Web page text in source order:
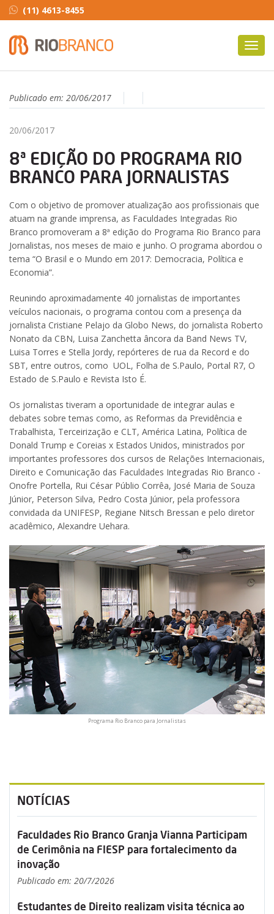
(11) 4613-8455
Publicado em: 20/06/2017
20/06/2017
8ª EDIÇÃO DO PROGRAMA RIO
BRANCO PARA JORNALISTAS
Com o objetivo de promover atualização aos profissionais que
atuam na grande imprensa, as Faculdades Integradas Rio
Branco promoveram a 8ª edição do Programa Rio Branco para
Jornalistas, nos meses de maio e junho. O programa abordou o
tema “O Brasil e o Mundo em 2017: Democracia, Política e
Economia”.
Reunindo aproximadamente 40 jornalistas de importantes
veículos nacionais, o programa contou com a presença da
jornalista Cristiane Pelajo da Globo News, do jornalista Roberto
Nonato da CBN, Luisa Zanchetta âncora da Band News TV,
Luisa Torres e Stella Jordy, repórteres de rua da Record e do
SBT, entre outros, como UOL, Folha de S.Paulo, Portal R7, O
Estado de S.Paulo e Revista Isto É.
Os jornalistas tiveram a oportunidade de integrar aulas e
debates sobre temas como, as Reformas da Previdência e
Trabalhista, Terceirização e CLT, América Latina, Política de
Donald Trump e Coreias x Estados Unidos, ministrados por
importantes professores dos cursos de Relações Internacionais,
Direito e Comunicação das Faculdades Integradas Rio Branco -
Onofre Portella, Rui César Públio Corrêa, José Maria de Souza
Júnior, Peterson Silva, Pedro Costa Júnior, pela professora
convidada da UNIFESP, Regiane Nitsch Bressan e pelo diretor
acadêmico, Alexandre Uehara.
Programa Rio Branco para Jornalistas
NOTÍCIAS
Faculdades Rio Branco Granja Vianna Participam
de Cerimônia na FIESP para fortalecimento da
inovação
Publicado em: 20/7/2026
Estudantes de Direito realizam visita técnica ao